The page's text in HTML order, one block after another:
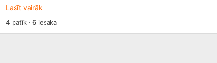
Lasīt vairāk
4 patīk ·6iesaka